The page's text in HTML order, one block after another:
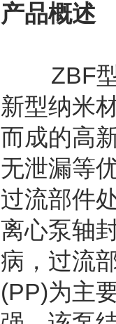
产品概述
ZBF型
新型纳米
而成的高
无泄漏等
过流部件
离心泵轴
病，过流
(PP)为主